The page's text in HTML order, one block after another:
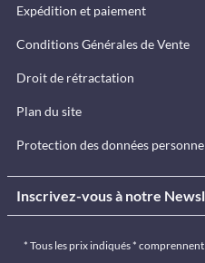
Expédition et paiement
Conditions Générales de Vente
Droit de rétractation
Plan du site
Protection des données
Inscrivez-vous à notre
* Tous les prix indiqués * comprennent